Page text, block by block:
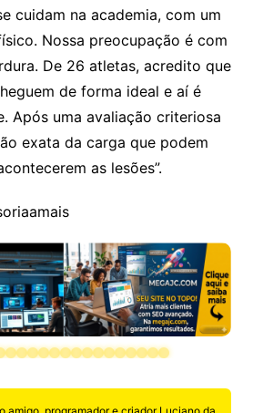
cuidam na academia, com um
Nossa preocupação é com
De 26 atletas, acredito que
de forma ideal e aí é
Após uma avaliação criteriosa
exata da carga que podem
as lesões”.